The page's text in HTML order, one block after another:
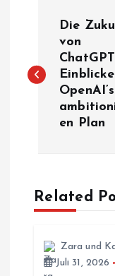
i
a
g
Die
von
OpenAI’s
en Plan
Related
Zara und
Juli 31, 2026